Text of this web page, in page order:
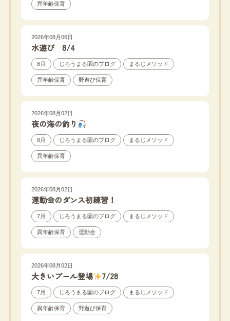
異年齢保育
2026年08月06日
水遊び 8/4
8月 じろうまる園のブログ まるじメソッド
異年齢保育 野遊び保育
2026年08月02日
夜の海の釣り
8月 じろうまる園のブログ まるじメソッド
異年齢保育
2026年08月02日
運動会のダンス初練習！
7月 じろうまる園のブログ まるじメソッド
異年齢保育 運動会
2026年08月02日
大きいプール登場 7/28
7月 じろうまる園のブログ まるじメソッド
異年齢保育 野遊び保育